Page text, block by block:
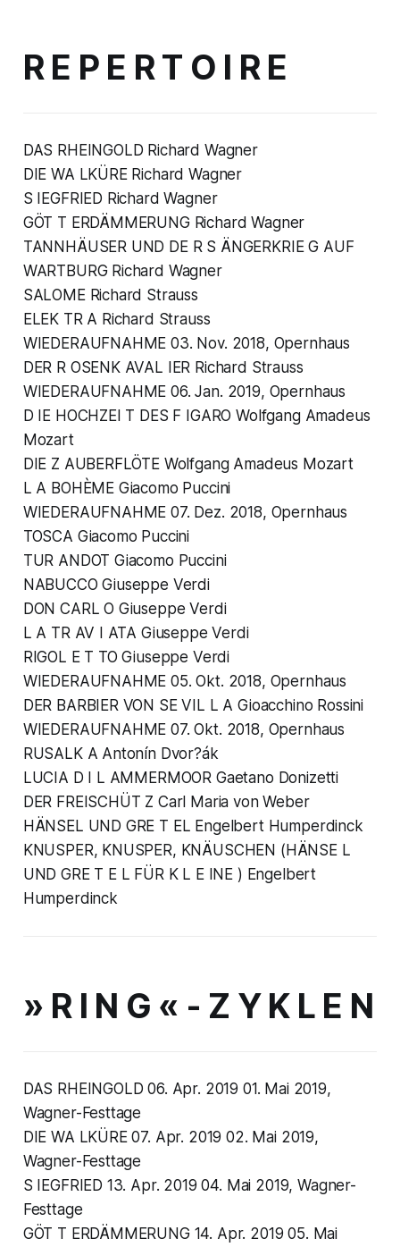
R E P E R T O I R E
DAS RHEINGOLD Richard Wagner
DIE WA LKÜRE Richard Wagner
S IEGFRIED Richard Wagner
GÖT T ERDÄMMERUNG Richard Wagner
TANNHÄUSER UND DE R S ÄNGERKRIE G AUF
WARTBURG Richard Wagner
SALOME Richard Strauss
ELEK TR A Richard Strauss
WIEDERAUFNAHME 03. Nov. 2018, Opernhaus
DER R OSENK AVAL IER Richard Strauss
WIEDERAUFNAHME 06. Jan. 2019, Opernhaus
D IE HOCHZEI T DES F IGARO Wolfgang Amadeus
Mozart
DIE Z AUBERFLÖTE Wolfgang Amadeus Mozart
L A BOHÈME Giacomo Puccini
WIEDERAUFNAHME 07. Dez. 2018, Opernhaus
TOSCA Giacomo Puccini
TUR ANDOT Giacomo Puccini
NABUCCO Giuseppe Verdi
DON CARL O Giuseppe Verdi
L A TR AV I ATA Giuseppe Verdi
RIGOL E T TO Giuseppe Verdi
WIEDERAUFNAHME 05. Okt. 2018, Opernhaus
DER BARBIER VON SE VIL L A Gioacchino Rossini
WIEDERAUFNAHME 07. Okt. 2018, Opernhaus
RUSALK A Antonín Dvor?ák
LUCIA D I L AMMERMOOR Gaetano Donizetti
DER FREISCHÜT Z Carl Maria von Weber
HÄNSEL UND GRE T EL Engelbert Humperdinck
KNUSPER, KNUSPER, KNÄUSCHEN (HÄNSE L
UND GRE T E L FÜR K L E INE ) Engelbert
Humperdinck
» R I N G « - Z Y K L E N
DAS RHEINGOLD 06. Apr. 2019 01. Mai 2019,
Wagner-Festtage
DIE WA LKÜRE 07. Apr. 2019 02. Mai 2019,
Wagner-Festtage
S IEGFRIED 13. Apr. 2019 04. Mai 2019, Wagner-
Festtage
GÖT T ERDÄMMERUNG 14. Apr. 2019 05. Mai